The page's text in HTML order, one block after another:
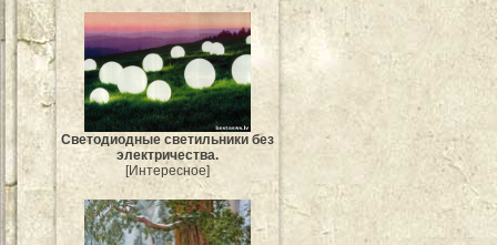
Светодиодные светильники без
электричества.
[Интересное]